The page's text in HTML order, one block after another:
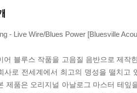
- Live Wire/Blues Power [Bluesville
어 블루스 작품을 고음질 음반으로 제작
사로 전세계에서 최고의 명성을 떨치고
제품은 오리지널 아날로그 마스터 테잎